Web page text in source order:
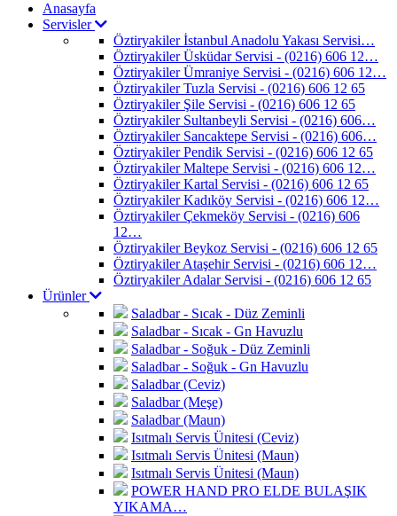
Anasayfa
Servisler
Öztiryakiler İstanbul Anadolu Yakası Servisi…
Öztiryakiler Üsküdar Servisi - (0216) 606 12…
Öztiryakiler Ümraniye Servisi - (0216) 606 12…
Öztiryakiler Tuzla Servisi - (0216) 606 12 65
Öztiryakiler Şile Servisi - (0216) 606 12 65
Öztiryakiler Sultanbeyli Servisi - (0216) 606…
Öztiryakiler Sancaktepe Servisi - (0216) 606…
Öztiryakiler Pendik Servisi - (0216) 606 12 65
Öztiryakiler Maltepe Servisi - (0216) 606 12…
Öztiryakiler Kartal Servisi - (0216) 606 12 65
Öztiryakiler Kadıköy Servisi - (0216) 606 12…
Öztiryakiler Çekmeköy Servisi - (0216) 606
12…
Öztiryakiler Beykoz Servisi - (0216) 606 12 65
Öztiryakiler Ataşehir Servisi - (0216) 606 12…
Öztiryakiler Adalar Servisi - (0216) 606 12 65
Ürünler
Saladbar - Sıcak - Düz Zeminli
Saladbar - Sıcak - Gn Havuzlu
Saladbar - Soğuk - Düz Zeminli
Saladbar - Soğuk - Gn Havuzlu
Saladbar (Ceviz)
Saladbar (Meşe)
Saladbar (Maun)
Isıtmalı Servis Ünitesi (Ceviz)
Isıtmalı Servis Ünitesi (Maun)
Isıtmalı Servis Ünitesi (Maun)
POWER HAND PRO ELDE BULAŞIK
YIKAMA…